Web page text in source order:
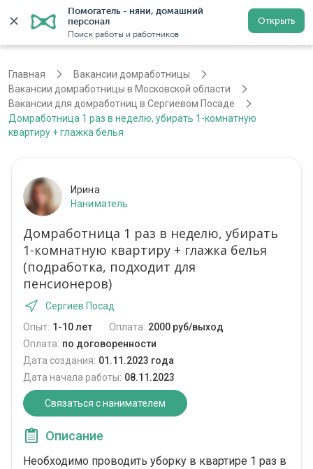
Помогатель - няни, домашний
персонал
Поиск работы и работников
Открыть
Регистрация
Главная
Вакансии домработницы
Вакансии домработницы в Московской области
Вакансии для домработниц в Сергиевом Посаде
Домработница 1 раз в неделю, убирать 1-комнатную
квартиру + глажка белья
Ирина
Наниматель
Домработница 1 раз в неделю, убирать
1-комнатную квартиру + глажка белья
(подработка, подходит для
пенсионеров)
Сергиев Посад
Опыт: 1-10 лет Оплата: 2000 руб/выход
Оплата: по договоренности
Дата создания: 01.11.2023 года
Дата начала работы: 08.11.2023
Связаться с нанимателем
Описание
Необходимо проводить уборку в квартире 1 раз в